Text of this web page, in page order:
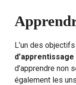
L’un des
d’apprentissage
d’apprendre non
également les